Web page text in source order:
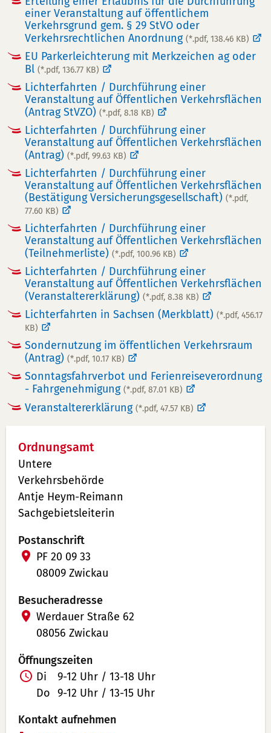
einer Veranstaltung auf öffentlichem
Verkehrsgrund gem. § 29 StVO oder
Verkehrsrechtlichen Anordnung (*.pdf, 138.46 KB)
EU Parkerleichterung mit Merkzeichen ag oder
Bl (*.pdf, 136.77 KB)
Lichterfahrten / Durchführung einer
Veranstaltung auf Öffentlichen Verkehrsflächen
(Antrag StVZO) (*.pdf, 8.18 KB)
Lichterfahrten / Durchführung einer
Veranstaltung auf Öffentlichen Verkehrsflächen
(Antrag) (*.pdf, 99.63 KB)
Lichterfahrten / Durchführung einer
Veranstaltung auf Öffentlichen Verkehrsflächen
(Bestätigung Versicherungsgesellschaft) (*.pdf,
77.60 KB)
Lichterfahrten / Durchführung einer
Veranstaltung auf Öffentlichen Verkehrsflächen
(Teilnehmerliste) (*.pdf, 100.96 KB)
Lichterfahrten / Durchführung einer
Veranstaltung auf Öffentlichen Verkehrsflächen
(Veranstaltererklärung) (*.pdf, 8.38 KB)
Lichterfahrten in Sachsen (Merkblatt) (*.pdf, 456.17
KB)
Sondernutzung im öffentlichen Verkehrsraum
(Antrag) (*.pdf, 10.17 KB)
Sonntagsfahrverbot und Ferienreiseverordnung
- Fahrgenehmigung (*.pdf, 87.01 KB)
Veranstaltererklärung (*.pdf, 47.57 KB)
Ordnungsamt
Untere
Verkehrsbehörde
Antje Heym-Reimann
Sachgebietsleiterin
Postanschrift
PF 20 09 33
08009 Zwickau
Besucheradresse
Werdauer Straße 62
08056 Zwickau
Öffnungszeiten
Di
9-12 Uhr / 13-18 Uhr
Do 9-12 Uhr / 13-15 Uhr
Kontakt aufnehmen